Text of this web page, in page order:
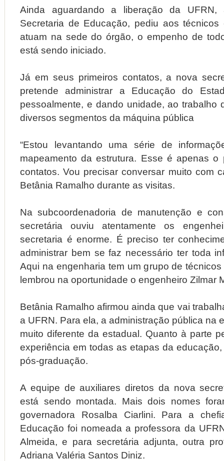
Ainda aguardando a liberação da
Secretaria de Educação, pediu aos
atuam na sede do órgão, o empenho de
está sendo iniciado.
Já em seus primeiros contatos, a nova
pretende administrar a Educação do
pessoalmente, e dando unidade, ao trabalho
diversos segmentos da máquina pública
“Estou levantando uma série de
mapeamento da estrutura. Esse é apenas o
contatos. Vou precisar conversar muito com
Betânia Ramalho durante as visitas.
Na subcoordenadoria de manutenção e
secretária ouviu atentamente os
secretaria é enorme. É preciso ter
administrar bem se faz necessário ter toda
Aqui na engenharia tem um grupo de técnicos
lembrou na oportunidade o engenheiro Zilmar
Betânia Ramalho afirmou ainda que vai
a UFRN. Para ela, a administração pública na
muito diferente da estadual. Quanto à parte
experiência em todas as etapas da
pós-graduação.
A equipe de auxiliares diretos da nova
está sendo montada. Mais dois nomes
governadora Rosalba Ciarlini. Para a
Educação foi nomeada a professora da
Almeida, e para secretária adjunta, outra
Adriana Valéria Santos Diniz.